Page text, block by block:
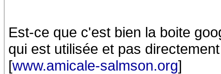
Est-ce que c'est bien la boite
qui est utilisée et pas
[www.amicale-salmson.org]